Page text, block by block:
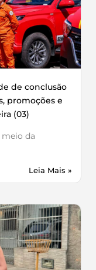
de conclusão
promoções e
(03)
da
Leia Mais »